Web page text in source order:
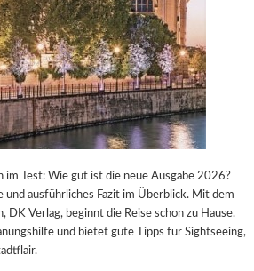
im Test: Wie gut ist die neue Ausgabe 2026?
und ausführliches Fazit im Überblick. Mit dem
DK Verlag, beginnt die Reise schon zu Hause.
und bietet gute Tipps für Sightseeing,